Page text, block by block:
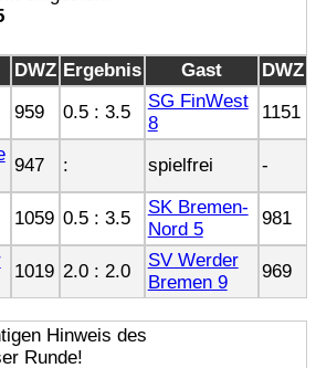
DWZ Ergebnis Gast
DWZ
959 0.5 : 3.5
SG FinWest
8
1151
947 : spielfrei -
1059 0.5 : 3.5
SK Bremen-
Nord 5
981
1019 2.0 : 2.0
SV Werder
Bremen 9
969